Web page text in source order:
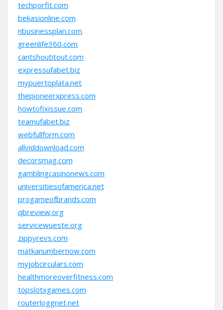
techporfit.com
bekasionline.com
nbusinessplan.com
greenlife360.com
cantshoutitout.com
expressufabet.biz
mypuertoplata.net
thepioneerxpress.com
howtofixissue.com
teamufabet.biz
webfullform.com
allviddownload.com
decorsmag.com
gamblingcasinonews.com
universitiesofamerica.net
progameofbrands.com
qbreview.org
servicewueste.org
zippyrevs.com
matkanumbernow.com
myjobcirculars.com
healthmoreoverfitness.com
topslotxgames.com
routerloggnet.net